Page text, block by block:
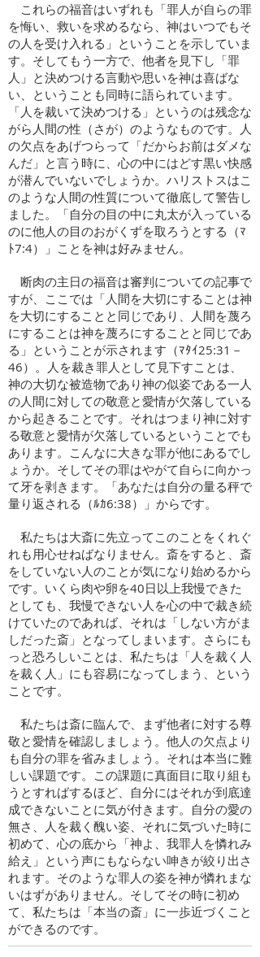
これらの福音はいずれも「罪人が自らの罪
を悔い、救いを求めるなら、神はいつでもそ
の人を受け入れる」ということを示していま
す。そしてもう一方で、他者を見下し「罪
人」と決めつける言動や思いを神は喜ばな
い、ということも同時に語られています。
「人を裁いて決めつける」というのは残念な
がら人間の性（さが）のようなものです。人
の欠点をあげつらって「だからお前はダメな
んだ」と言う時に、心の中にはどす黒い快感
が潜んでいないでしょうか。ハリストスはこ
のような人間の性質について徹底して警告し
ました。「自分の目の中に丸太が入っている
のに他人の目のおがくずを取ろうとする（ﾏ
ﾄ7:4）」ことを神は好みません。
断肉の主日の福音は審判についての記事で
すが、ここでは「人間を大切にすることは神
を大切にすることと同じであり、人間を蔑ろ
にすることは神を蔑ろにすることと同じであ
る」ということが示されます（ﾏﾀｲ25:31－
46）。人を裁き罪人として見下すことは、
神の大切な被造物であり神の似姿である一人
の人間に対しての敬意と愛情が欠落している
から起きることです。それはつまり神に対す
る敬意と愛情が欠落しているということでも
あります。こんなに大きな罪が他にあるでし
ょうか。そしてその罪はやがて自らに向かっ
て牙を剥きます。「あなたは自分の量る秤で
量り返される（ﾙｶ6:38）」からです。
私たちは大斎に先立ってこのことをくれぐ
れも用心せねばなりません。斎をすると、斎
をしていない人のことが気になり始めるから
です。いくら肉や卵を40日以上我慢できた
としても、我慢できない人を心の中で裁き続
けていたのであれば、それは「しない方がま
しだった斎」となってしまいます。さらにも
っと恐ろしいことは、私たちは「人を裁く人
を裁く人」にも容易になってしまう、という
ことです。
私たちは斎に臨んで、まず他者に対する尊
敬と愛情を確認しましょう。他人の欠点より
も自分の罪を省みましょう。それは本当に難
しい課題です。この課題に真面目に取り組も
うとすればするほど、自分にはそれが到底達
成できないことに気が付きます。自分の愛の
無さ、人を裁く醜い姿、それに気づいた時に
初めて、心の底から「神よ、我罪人を憐れみ
給え」という声にもならない呻きが絞り出さ
れます。そのような罪人の姿を神が憐れまな
いはずがありません。そしてその時に初め
て、私たちは「本当の斎」に一歩近づくこと
ができるのです。